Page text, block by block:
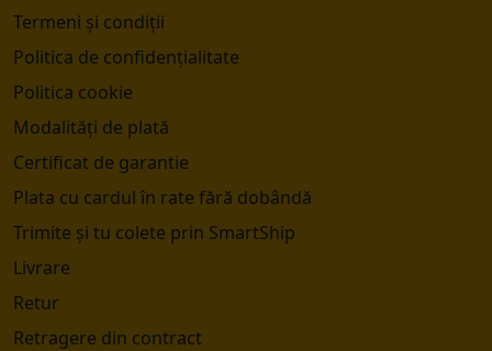
Termeni și condiții
Politica de confidențialitate
Politica cookie
Modalități de plată
Certificat de garantie
Plata cu cardul în rate fără dobândă
Trimite și tu colete prin SmartShip
Livrare
Retur
Retragere din contract